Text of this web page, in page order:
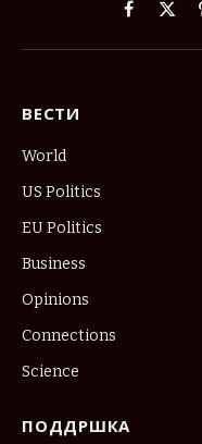
Facebook
X
ВЕСТИ
World
US Politics
EU Politics
Business
Opinions
Connections
Science
ПОДДРШКА